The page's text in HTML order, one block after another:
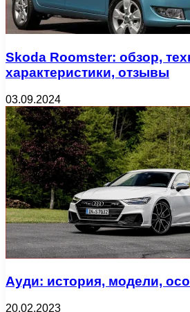
Skoda Roomster: обзор,
характеристики, отзывы
03.09.2024
Ауди: история, модели,
20.02.2023